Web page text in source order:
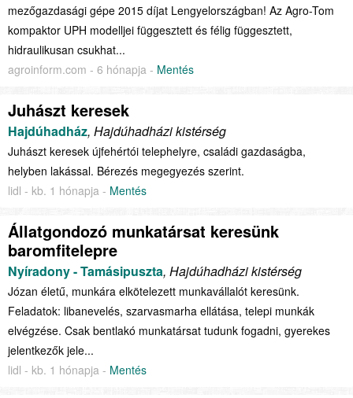
mezőgazdasági gépe 2015 díjat Lengyelországban! Az Agro-Tom
kompaktor UPH modelljei függesztett és félig függesztett,
hidraulikusan csukhat...
agroinform.com - 6 hónapja - Mentés
Juhászt keresek
Hajdúhadház, Hajdúhadházi kistérség
Juhászt keresek újfehértói telephelyre, családi gazdaságba,
helyben lakással. Bérezés megegyezés szerint.
lidl - kb. 1 hónapja - Mentés
Állatgondozó munkatársat keresünk
baromfitelepre
Nyíradony - Tamásipuszta, Hajdúhadházi kistérség
Józan életű, munkára elkötelezett munkavállalót keresünk.
Feladatok: libanevelés, szarvasmarha ellátása, telepi munkák
elvégzése. Csak bentlakó munkatársat tudunk fogadni, gyerekes
jelentkezők jele...
lidl - kb. 1 hónapja - Mentés